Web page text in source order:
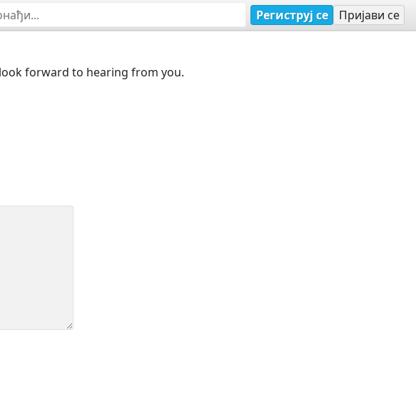
Региструј се Пријави се
forward to hearing from you.